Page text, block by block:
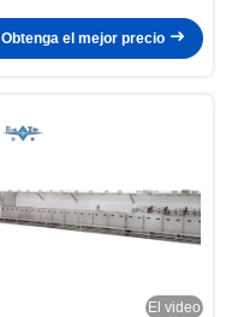
Equipo de limpieza por
Obtenga el mejor precio
El video